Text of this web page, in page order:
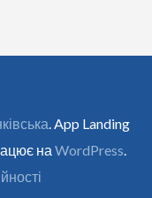
. App Landing
на WordPress